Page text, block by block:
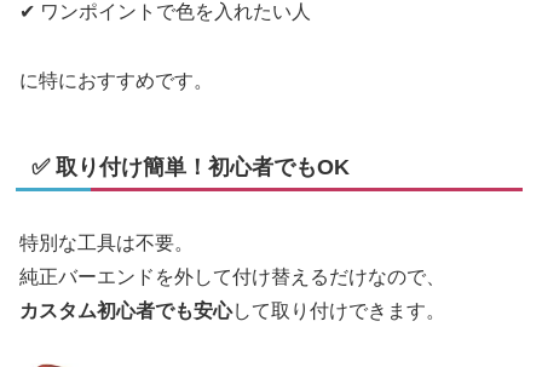
✔ ワンポイントで色を入れたい人
に特におすすめです。
✅ 取り付け簡単！初心者でもOK
特別な工具は不要。
純正バーエンドを外して付け替えるだけなので、
カスタム初心者でも安心して取り付けできます。